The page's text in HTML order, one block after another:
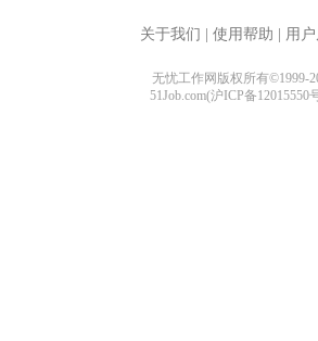
关于我们 使用帮助 用
无忧工作网版权所有©1999-
51Job.com(沪ICP备12015550